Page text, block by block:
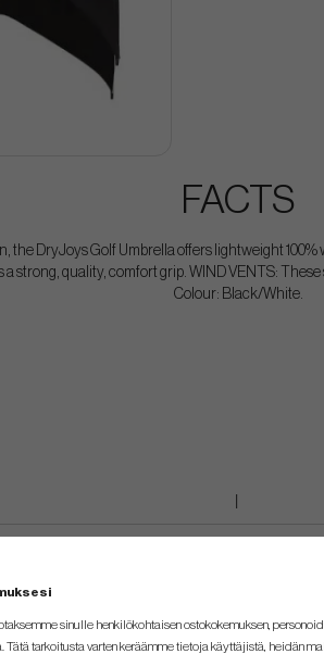
FACTS
the DryJoys Golf Umbrella offers lightweight
strong, quality, comfort grip. WIND VENTS:
Colour: Black/White.
sinulle henkilökohtaisen ostokokemuksen,
Tätä tarkoitusta varten keräämme tietoja käyttäjistä, heidän